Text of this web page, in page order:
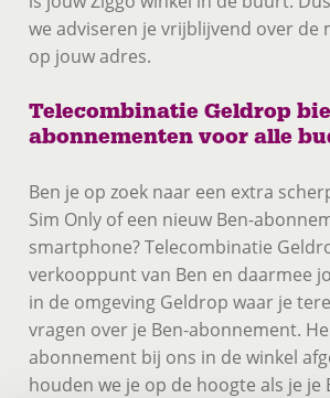
we adviseren je vrijblijvend over de
op jouw adres.
Telecombinatie Geldrop
abonnementen voor alle
Ben je op zoek naar een extra
Sim Only of een nieuw Ben-
smartphone? Telecombinatie
verkooppunt van Ben en daarmee
in de omgeving Geldrop waar je
vragen over je Ben-abonnement.
abonnement bij ons in de winkel
houden we je op de hoogte als je je